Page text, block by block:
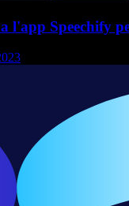
l'app Speechify